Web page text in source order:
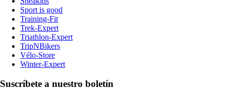
Sport is good
Training-Fit
Trek-Expert
Triathlon-Expert
TripNBikers
Vélo-Store
Winter-Expert
Suscríbete a nuestro boletín